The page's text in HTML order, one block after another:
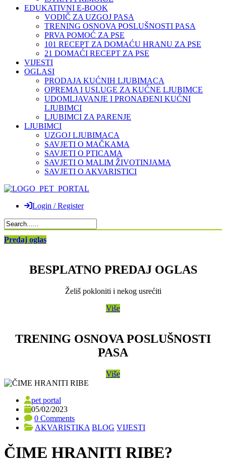
EDUKATIVNI E-BOOK
VODIČ ZA UZGOJ PASA
TRENING OSNOVA POSLUŠNOSTI PASA
PRVA POMOĆ ZA PSE
101 RECEPT ZA DOMAĆU HRANU ZA PSE
21 DOMAĆI RECEPT ZA PSE
VIJESTI
OGLASI
PRODAJA KUĆNIH LJUBIMACA
OPREMA I USLUGE ZA KUĆNE LJUBIMCE
UDOMLJAVANJE I PRONAĐENI KUĆNI
LJUBIMCI
LJUBIMCI ZA PARENJE
LJUBIMCI
UZGOJ LJUBIMACA
SAVJETI O MAČKAMA
SAVJETI O PTICAMA
SAVJETI O MALIM ŽIVOTINJAMA
SAVJETI O AKVARISTICI
Login / Register
Predaj oglas
BESPLATNO PREDAJ OGLAS
Želiš pokloniti i nekog usrećiti
Više
TRENING OSNOVA POSLUŠNOSTI
PASA
Više
pet portal
05/02/2023
0 Comments
AKVARISTIKA BLOG VIJESTI
ČIME HRANITI RIBE?